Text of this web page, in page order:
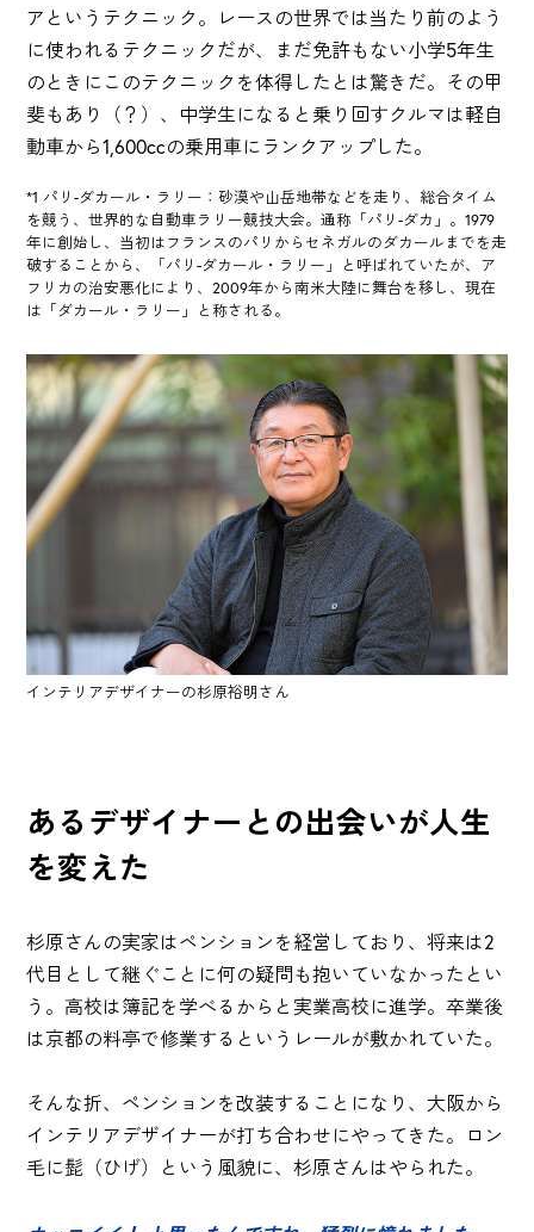
アというテクニック。レースの世界では当たり前のよう
に使われるテクニックだが、まだ免許もない小学5年生
のときにこのテクニックを体得したとは驚きだ。その甲
斐もあり（？）、中学生になると乗り回すクルマは軽自
動車から1,600ccの乗用車にランクアップした。
*1 パリ-ダカール・ラリー：砂漠や山岳地帯などを走り、総合タイム
を競う、世界的な自動車ラリー競技大会。通称「パリ-ダカ」。1979
年に創始し、当初はフランスのパリからセネガルのダカールまでを走
破することから、「パリ-ダカール・ラリー」と呼ばれていたが、ア
フリカの治安悪化により、2009年から南米大陸に舞台を移し、現在
は「ダカール・ラリー」と称される。
インテリアデザイナーの杉原裕明さん
あるデザイナーとの出会いが人生
を変えた
杉原さんの実家はペンションを経営しており、将来は2
代目として継ぐことに何の疑問も抱いていなかったとい
う。高校は簿記を学べるからと実業高校に進学。卒業後
は京都の料亭で修業するというレールが敷かれていた。
そんな折、ペンションを改装することになり、大阪から
インテリアデザイナーが打ち合わせにやってきた。ロン
毛に髭（ひげ）という風貌に、杉原さんはやられた。